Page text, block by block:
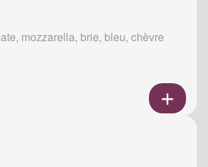
mozzarella, brie, bleu, chèvre